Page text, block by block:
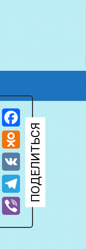
Facebook
Odnoklassniki
VK
Telegram
Viber